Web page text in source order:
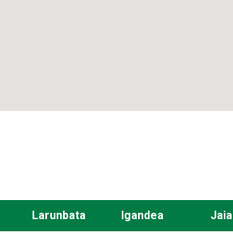
Larunbata Igandea Jaia